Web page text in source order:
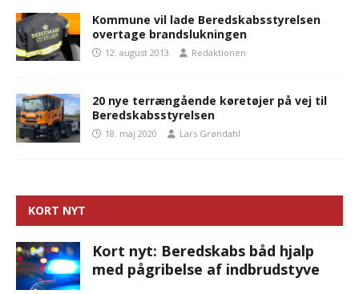
Kommune vil lade Beredskabsstyrelsen
overtage brandslukningen
12. august 2013 Redaktionen
20 nye terrængående køretøjer på vej til
Beredskabsstyrelsen
18. maj 2020 Lars Grøndahl
KORT NYT
Kort nyt: Beredskabs båd hjalp
med pågribelse af indbrudstyve